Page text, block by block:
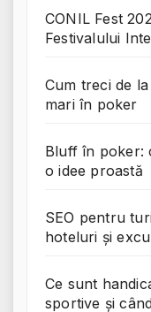
CONIL Fest
Festivalului
Cum treci de
mari în poker
Bluff în poker:
o idee proastă
SEO pentru
hoteluri și
Ce sunt
sportive și